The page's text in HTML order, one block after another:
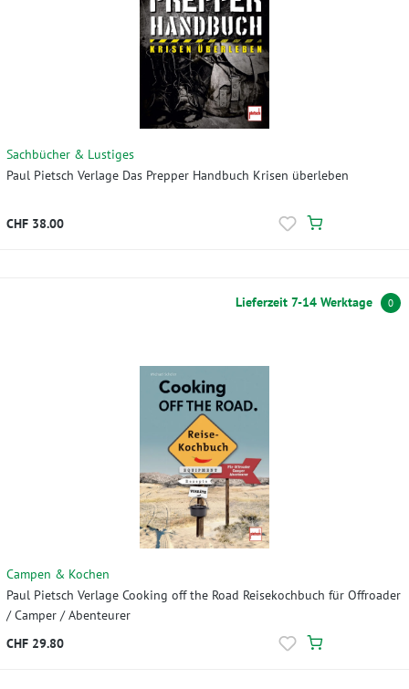
Sachbücher & Lustiges
Paul Pietsch Verlage Das Prepper Handbuch Krisen überleben
CHF 38.00
Lieferzeit 7-14 Werktage 0
Campen & Kochen
Paul Pietsch Verlage Cooking off the Road Reisekochbuch für Offroader
/ Camper / Abenteurer
CHF 29.80